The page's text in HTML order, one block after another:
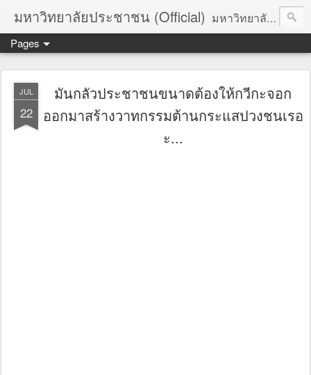
มหาวิทยาลัยประชาชน (Official) มหาวิทยาลัยประชาชน เพื่อการปฏิวัติประชาชนโดยสันติ Truths :: Peace :: Revolution :: Universal Human Rights :: Democracy (TPRUD)
Pages
JUL
22
มันกลัวประชาชนขนาดต้องให้กวีกะจอก
ออกมาสร้างวาทกรรมต้านกระแสปวงชนเรอ
ะ...